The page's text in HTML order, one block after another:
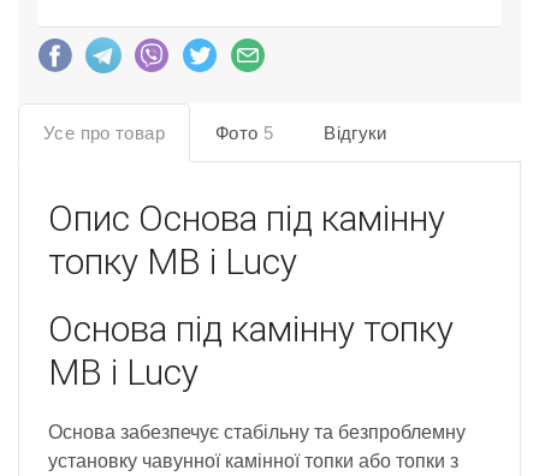
Усе про товар Фото 5 Відгуки
Опис Основа під камінну
топку MB і Lucy
Основа під камінну топку
MB і Lucy
Основа забезпечує стабільну та безпроблемну
установку чавунної камінної топки або топки з